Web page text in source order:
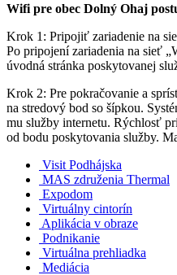
Wifi pre obec Dolný Ohaj
Krok 1: Pripojiť zariadenie na
Po pripojení zariadenia na sieť
úvodná stránka poskytovanej
Krok 2: Pre pokračovanie a
na stredový bod so šípkou.
mu služby internetu. Rýchlosť
od bodu poskytovania služby.
Visit Podhájska
MAS združenia Thermal
Expodom
Virtuálny cintorín
Aplikácia v obraze
Podnikanie
Virtuálna prehliadka
Mediácia